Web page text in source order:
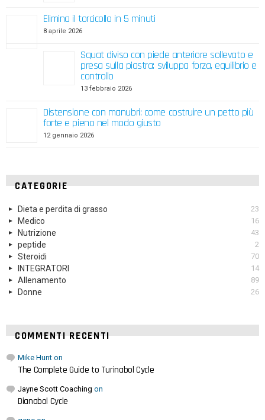
Elimina il torcicollo in 5 minuti
8 aprile 2026
Squat diviso con piede anteriore sollevato e
presa sulla piastra: sviluppa forza, equilibrio e
controllo
13 febbraio 2026
Distensione con manubri: come costruire un petto più
forte e pieno nel modo giusto
12 gennaio 2026
CATEGORIE
Dieta e perdita di grasso 23
Medico 16
Nutrizione 43
peptide 2
Steroidi 70
INTEGRATORI 14
Allenamento 89
Donne 26
COMMENTI RECENTI
Mike Hunt on
The Complete Guide to Turinabol Cycle
Jayne Scott Coaching on
Dianabol Cycle